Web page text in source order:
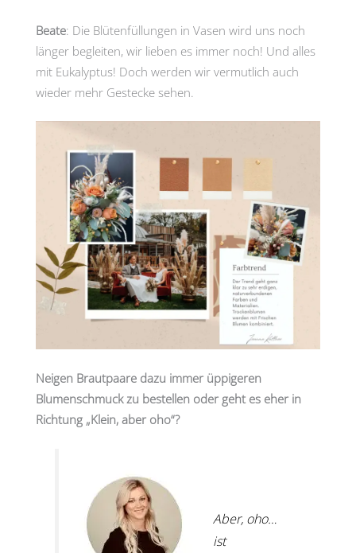
Beate: Die Blütenfüllungen in Vasen wird uns noch
länger begleiten, wir lieben es immer noch! Und alles
mit Eukalyptus! Doch werden wir vermutlich auch
wieder mehr Gestecke sehen.
Neigen Brautpaare dazu immer üppigeren
Blumenschmuck zu bestellen oder geht es eher in
Richtung „Klein, aber oho“?
Aber, oho…
ist